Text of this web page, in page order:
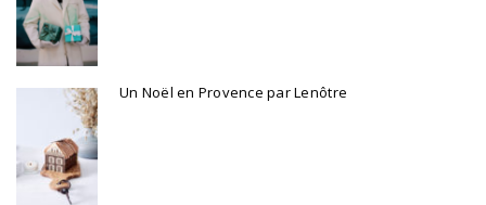
Un Noël en Provence par Lenôtre